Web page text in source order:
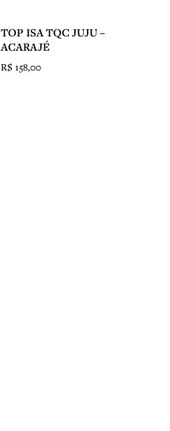
TOP ISA TQC JUJU –
ACARAJÉ
R$ 158,00